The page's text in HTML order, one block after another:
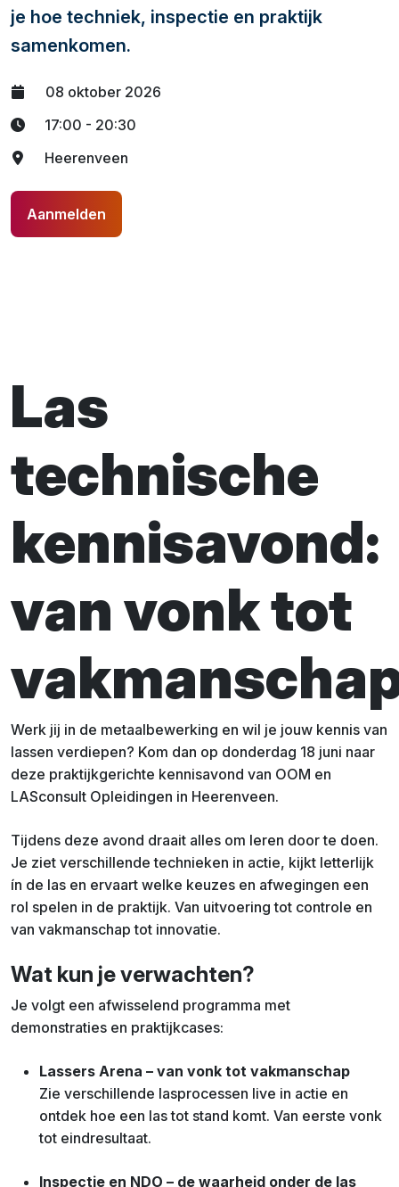
je hoe techniek, inspectie en praktijk
samenkomen.
08 oktober 2026
17:00 - 20:30
Heerenveen
Aanmelden
Las
technische
kennisavond:
van vonk tot
Werk jij in de metaalbewerking en wil je jouw kennis van
lassen verdiepen? Kom dan op donderdag 18 juni naar
deze praktijkgerichte kennisavond van OOM en
LASconsult Opleidingen in Heerenveen.
Tijdens deze avond draait alles om leren door te doen.
Je ziet verschillende technieken in actie, kijkt letterlijk
ín de las en ervaart welke keuzes en afwegingen een
rol spelen in de praktijk. Van uitvoering tot controle en
van vakmanschap tot innovatie.
Wat kun je verwachten?
Je volgt een afwisselend programma met
demonstraties en praktijkcases:
Lassers Arena – van vonk tot vakmanschap
Zie verschillende lasprocessen live in actie en
ontdek hoe een las tot stand komt. Van eerste vonk
tot eindresultaat.
Inspectie en NDO – de waarheid onder de las